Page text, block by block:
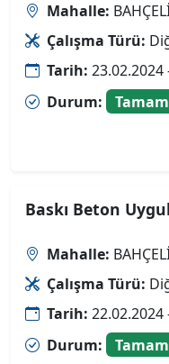
Mahalle:
Çalışma Türü:
Tarih: 23.02.2024
Durum:
Baskı Beton
Mahalle:
Çalışma Türü:
Tarih: 22.02.2024
Durum: